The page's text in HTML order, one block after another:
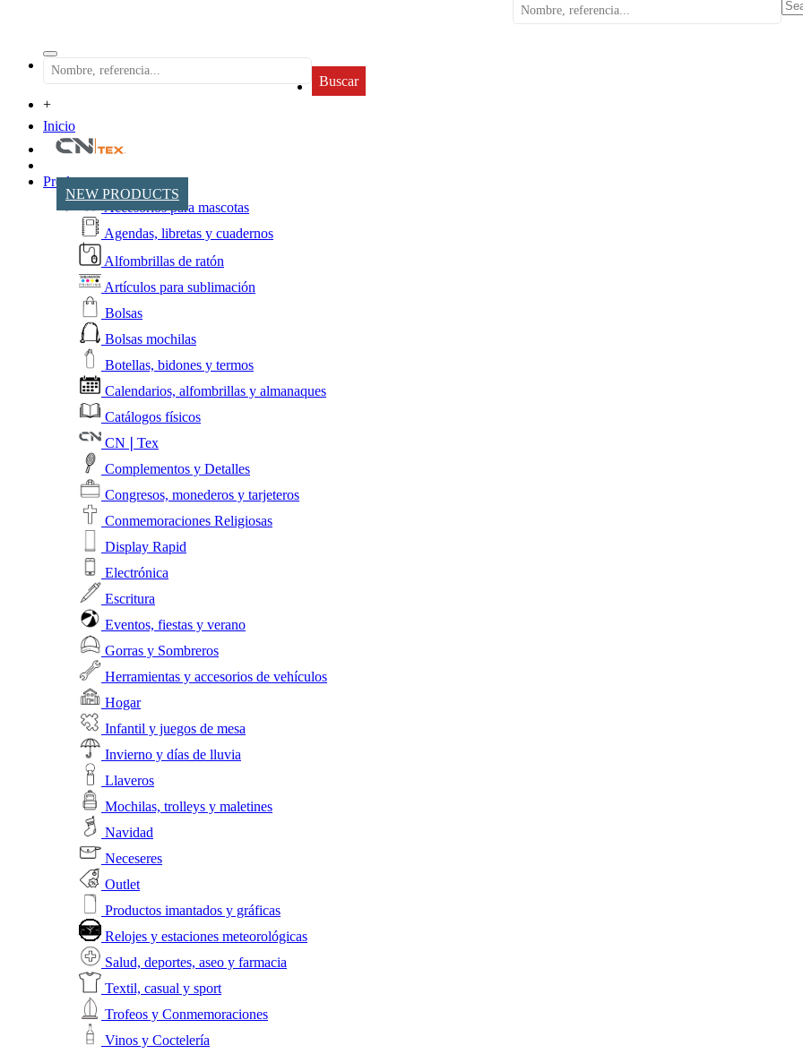
Buscar
+
Inicio
NEW PRODUCTS
Productos
Accesorios para mascotas
Agendas, libretas y cuadernos
Alfombrillas de ratón
Artículos para sublimación
Bolsas
Bolsas mochilas
Botellas, bidones y termos
Calendarios, alfombrillas y almanaques
Catálogos físicos
CN❘Tex
Complementos y Detalles
Congresos, monederos y tarjeteros
Conmemoraciones Religiosas
Display Rapid
Electrónica
Escritura
Eventos, fiestas y verano
Gorras y Sombreros
Herramientas y accesorios de vehículos
Hogar
Infantil y juegos de mesa
Invierno y días de lluvia
Llaveros
Mochilas, trolleys y maletines
Navidad
Neceseres
Outlet
Productos imantados y gráficas
Relojes y estaciones meteorológicas
Salud, deportes, aseo y farmacia
Textil, casual y sport
Trofeos y Conmemoraciones
Vinos y Coctelería